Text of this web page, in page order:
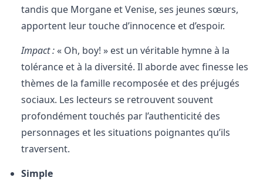
tandis que Morgane et Venise, ses jeunes sœurs,
apportent leur touche d’innocence et d’espoir.
Impact :« Oh, boy! » est un véritable hymne à la
tolérance et à la diversité. Il aborde avec finesse les
thèmes de la famille recomposée et des préjugés
sociaux. Les lecteurs se retrouvent souvent
profondément touchés par l’authenticité des
personnages et les situations poignantes qu’ils
traversent.
Simple